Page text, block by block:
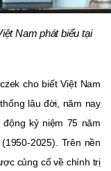
Nam phát biểu tại
cho biết Việt Nam
lâu đời, năm nay
kỷ niệm 75 năm
2025). Trên nền
củng cố về chính trị